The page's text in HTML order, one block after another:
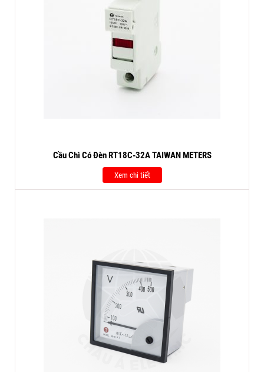
Cầu Chì Có Đèn RT18C-32A TAIWAN METERS
Xem chi tiết